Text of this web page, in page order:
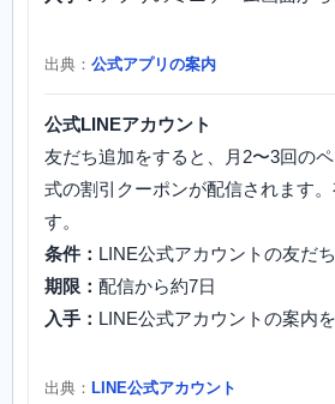
出典： 公式アプリの案内
公式LINEアカウント
友だち追加をすると、月2〜3回の
式の割引クーポンが配信されます
す。
条件： LINE公式アカウントの友だ
期限： 配信から約7日
入手： LINE公式アカウントの案内
出典： LINE公式アカウント